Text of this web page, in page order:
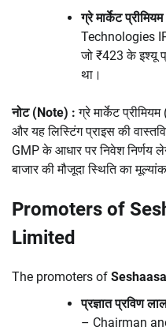
ग्रे मार्केट
Technologies
जो ₹423 के इश्यू
था।
नोट (Note) : ग्रे मार्केट
और यह लिस्टिंग प्राइस की
GMP के आधार पर निवेश निर्णय
बाजार की मौजूदा स्थिति का
Promoters of
Limited
The promoters of
प्रज्ञात प्रविण
– Chairman